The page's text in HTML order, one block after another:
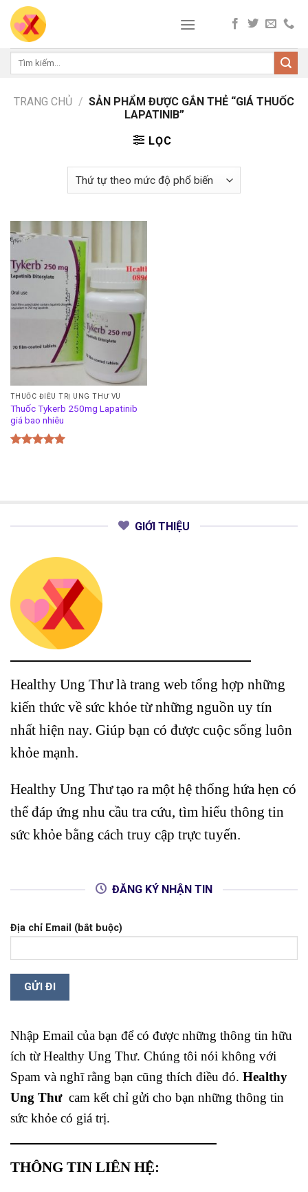
Skip
content
Tìm
TRANG CHỦ / SẢN PHẨM ĐƯỢC GẮN THẺ “GIÁ THUỐC
LAPATINIB”
LỌC
THUỐC ĐIỀU TRỊ UNG THƯ VÚ
Thuốc Tykerb 250mg Lapatinib
giá bao nhiêu
GIỚI THIỆU
Healthy Ung Thư là trang web tổng hợp những
kiến thức về sức khỏe từ những nguồn uy tín
nhất hiện nay. Giúp bạn có được cuộc sống luôn
khỏe mạnh.
Healthy Ung Thư tạo ra một hệ thống hứa hẹn có
thể đáp ứng nhu cầu tra cứu, tìm hiểu thông tin
sức khỏe bằng cách truy cập trực tuyến.
ĐĂNG KÝ NHẬN TIN
Địa chỉ Email (bắt buộc)
Nhập Email của bạn để có được những thông tin hữu
ích từ Healthy Ung Thư. Chúng tôi nói không với
Spam và nghĩ rằng bạn cũng thích điều đó. Healthy
Ung Thư cam kết chỉ gửi cho bạn những thông tin
sức khỏe có giá trị.
THÔNG TIN LIÊN HỆ: